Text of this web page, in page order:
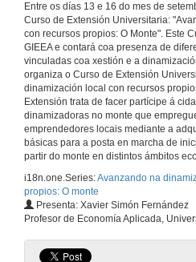
Entre os días 13 e 16 do mes de
Curso de Extensión Universitaria:
con recursos propios: O Monte". Este
GIEEA e contará coa presenza de
vinculadas coa xestión e a
organiza o Curso de Extensión
dinamización local con recursos
Extensión trata de facer partícipe á
dinamizadoras no monte que
emprendedores locais mediante a
básicas para a posta en marcha de
partir do monte en distintos ámbitos
i18n.one.Series:Avanzando na
propios: O monte
Presenta: Xavier Simón Fernández
Profesor de Economía Aplicada,
15 de set.
Intervención
Rolda de
15 de set.
Intervención
15 de set.